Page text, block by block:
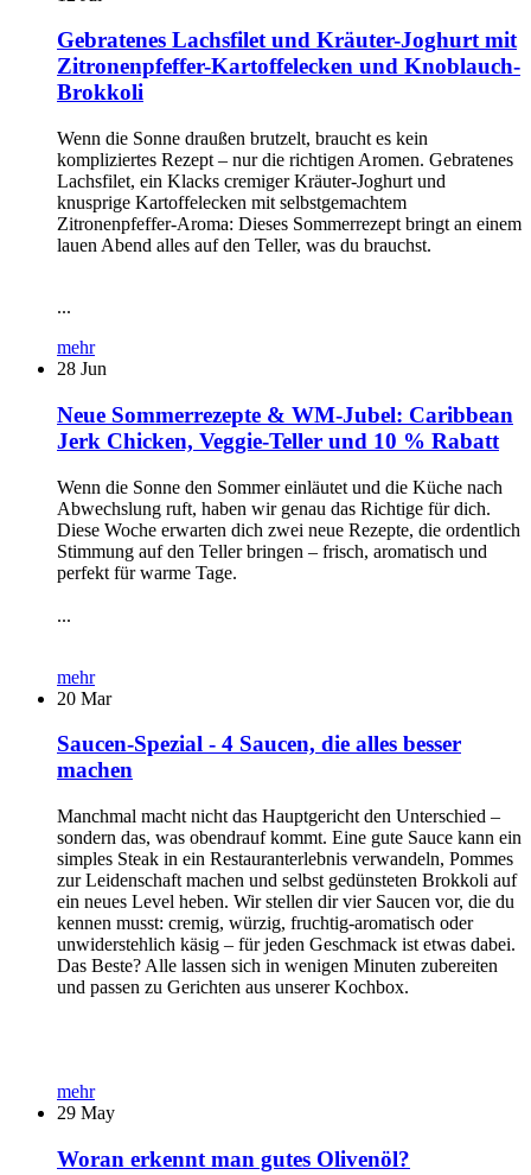
Gebratenes Lachsfilet und Kräuter-Joghurt mit
Zitronenpfeffer-Kartoffelecken und Knoblauch-
Brokkoli
Wenn die Sonne draußen brutzelt, braucht es kein
kompliziertes Rezept – nur die richtigen Aromen. Gebratenes
Lachsfilet, ein Klacks cremiger Kräuter-Joghurt und
knusprige Kartoffelecken mit selbstgemachtem
Zitronenpfeffer-Aroma: Dieses Sommerrezept bringt an einem
lauen Abend alles auf den Teller, was du brauchst.
...
mehr
28 Jun
Neue Sommerrezepte & WM-Jubel: Caribbean
Jerk Chicken, Veggie-Teller und 10 % Rabatt
Wenn die Sonne den Sommer einläutet und die Küche nach
Abwechslung ruft, haben wir genau das Richtige für dich.
Diese Woche erwarten dich zwei neue Rezepte, die ordentlich
Stimmung auf den Teller bringen – frisch, aromatisch und
perfekt für warme Tage.
...
mehr
20 Mar
Saucen-Spezial - 4 Saucen, die alles besser
machen
Manchmal macht nicht das Hauptgericht den Unterschied –
sondern das, was obendrauf kommt. Eine gute Sauce kann ein
simples Steak in ein Restauranterlebnis verwandeln, Pommes
zur Leidenschaft machen und selbst gedünsteten Brokkoli auf
ein neues Level heben. Wir stellen dir vier Saucen vor, die du
kennen musst: cremig, würzig, fruchtig-aromatisch oder
unwiderstehlich käsig – für jeden Geschmack ist etwas dabei.
Das Beste? Alle lassen sich in wenigen Minuten zubereiten
und passen zu Gerichten aus unserer Kochbox.
mehr
29 May
Woran erkennt man gutes Olivenöl?